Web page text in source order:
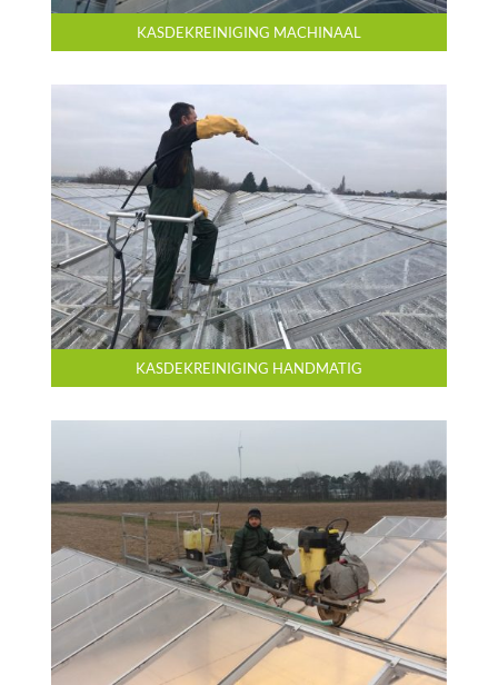
KASDEKREINIGING MACHINAAL
KASDEKREINIGING HANDMATIG